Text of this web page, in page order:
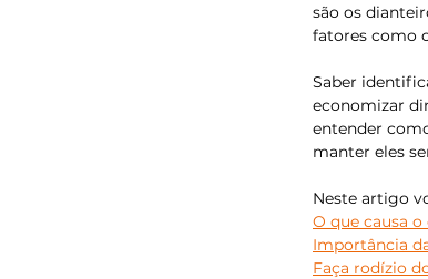
são os
fatores como
Saber
economizar
entender
manter eles
Neste artigo
O que causa
Importância
Faça rodízio